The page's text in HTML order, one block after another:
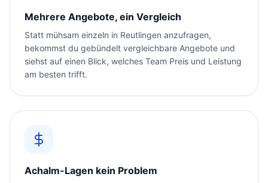
Mehrere Angebote, ein Vergleich
Statt mühsam einzeln in Reutlingen anzufragen,
bekommst du gebündelt vergleichbare Angebote und
siehst auf einen Blick, welches Team Preis und Leistung
am besten trifft.
Achalm-Lagen kein Problem